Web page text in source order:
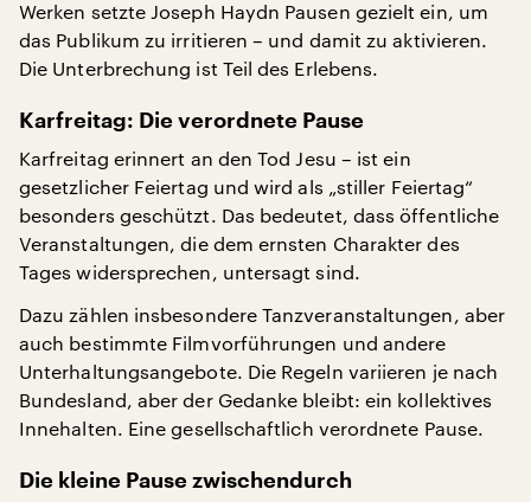
Werken setzte Joseph Haydn Pausen gezielt ein, um
das Publikum zu irritieren – und damit zu aktivieren.
Die Unterbrechung ist Teil des Erlebens.
Karfreitag: Die verordnete Pause
Karfreitag erinnert an den Tod Jesu – ist ein
gesetzlicher Feiertag und wird als „stiller Feiertag“
besonders geschützt. Das bedeutet, dass öffentliche
Veranstaltungen, die dem ernsten Charakter des
Tages widersprechen, untersagt sind.
Dazu zählen insbesondere Tanzveranstaltungen, aber
auch bestimmte Filmvorführungen und andere
Unterhaltungsangebote. Die Regeln variieren je nach
Bundesland, aber der Gedanke bleibt: ein kollektives
Innehalten. Eine gesellschaftlich verordnete Pause.
Die kleine Pause zwischendurch